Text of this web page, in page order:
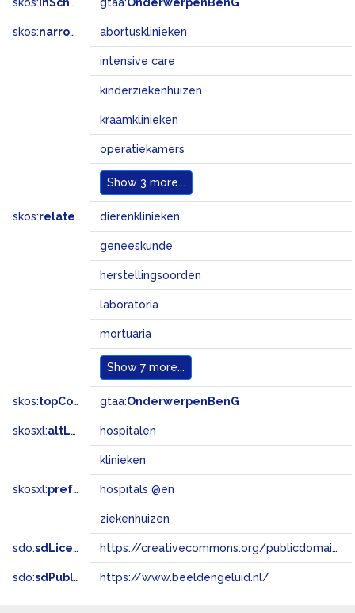
skos:narrower abortusklinieken
intensive care
kinderziekenhuizen
kraamklinieken
operatiekamers
Show 3 more...
skos:related dierenklinieken
geneeskunde
herstellingsoorden
laboratoria
mortuaria
Show 7 more...
skos:topConceptOf gtaa:OnderwerpenBenG
skosxl:altLabel hospitalen
klinieken
skosxl:prefLabel hospitals @en
ziekenhuizen
sdo:sdLicense https://creativecommons.org/publicdomain/zero/1.0/
sdo:sdPublisher https://www.beeldengeluid.nl/